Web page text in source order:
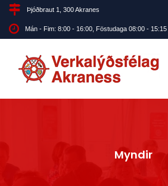
Þjóðbraut 1, 300 Akranes
Mán - Fim: 8:00 - 16:00, Föstudaga 08:00 - 15:15
Myndir